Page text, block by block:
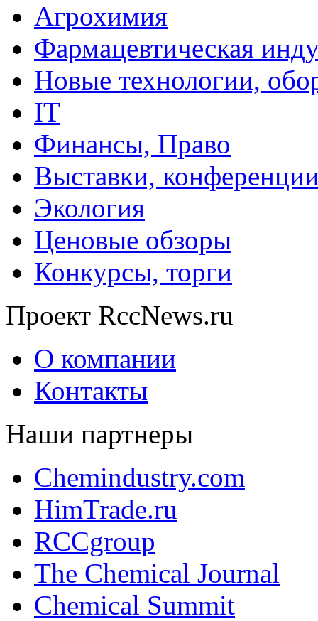
Агрохимия
Фармацевтическая
Новые технологии,
IT
Финансы, Право
Выставки,
Экология
Ценовые обзоры
Конкурсы, торги
Проект RccNews.ru
О компании
Контакты
Наши партнеры
Chemindustry.com
HimTrade.ru
RCCgroup
The Chemical Journal
Chemical Summit